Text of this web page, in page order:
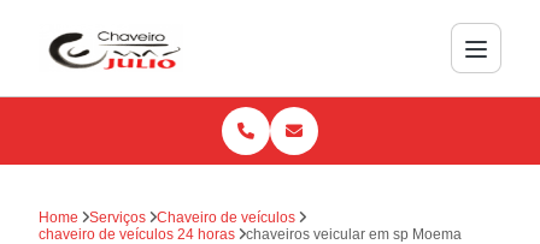
Home Serviços
Chaveiro de veículos
chaveiro de veículos 24 horas
chaveiros veicular em sp Moema